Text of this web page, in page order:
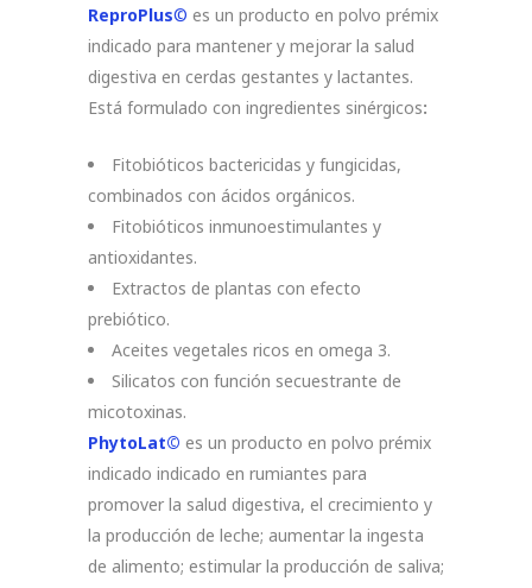
ReproPlus© es un producto en polvo prémix
indicado para mantener y mejorar la salud
digestiva en cerdas gestantes y lactantes.
Está formulado con ingredientes sinérgicos:
Fitobióticos bactericidas y fungicidas,
combinados con ácidos orgánicos.
Fitobióticos inmunoestimulantes y
antioxidantes.
Extractos de plantas con efecto
prebiótico.
Aceites vegetales ricos en omega 3.
Silicatos con función secuestrante de
micotoxinas.
PhytoLat© es un producto en polvo prémix
indicado indicado en rumiantes para
promover la salud digestiva, el crecimiento y
la producción de leche; aumentar la ingesta
de alimento; estimular la producción de saliva;